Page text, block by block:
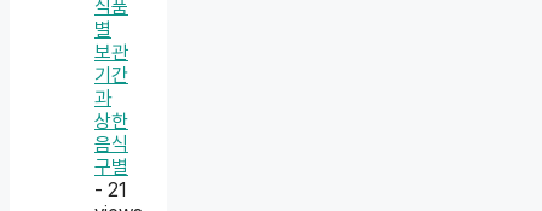
식품
별
보관
기간
과
상한
음식
구별
- 21